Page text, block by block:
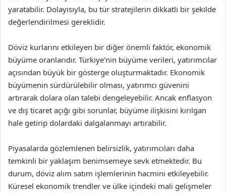
yaratabilir. Dolayısıyla, bu tür stratejilerin dikkatli bir şekilde
değerlendirilmesi gereklidir.
Döviz kurlarını etkileyen bir diğer önemli faktör, ekonomik
büyüme oranlarıdır. Türkiye’nin büyüme verileri, yatırımcılar
açısından büyük bir gösterge oluşturmaktadır. Ekonomik
büyümenin sürdürülebilir olması, yatırımcı güvenini
artırarak dolara olan talebi dengeleyebilir. Ancak enflasyon
ve dış ticaret açığı gibi sorunlar, büyüme ilişkisini kırılgan
hale getirip dolardaki dalgalanmayı artırabilir.
Piyasalarda gözlemlenen belirsizlik, yatırımcıları daha
temkinli bir yaklaşım benimsemeye sevk etmektedir. Bu
durum, döviz alım satım işlemlerinin hacmini etkileyebilir.
Küresel ekonomik trendler ve ülke içindeki mali gelişmeler